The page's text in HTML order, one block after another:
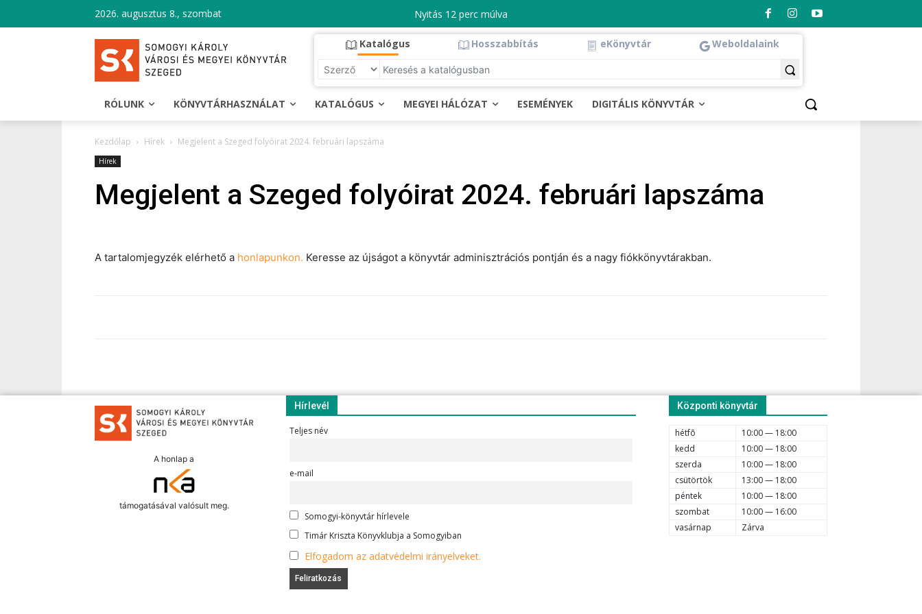
2026. augusztus 8., szombat Nyitás 12 perc múlva
Katalógus Hosszabbítás eKönyvtár Weboldalaink
RÓLUNK KÖNYVTÁRHASZNÁLAT KATALÓGUS MEGYEI HÁLÓZAT ESEMÉNYEK DIGITÁLIS KÖNYVTÁR
Kezdőlap Hírek Megjelent a Szeged folyóirat 2024. februári lapszáma
Hírek
Megjelent a Szeged folyóirat 2024. februári lapszáma
A tartalomjegyzék elérhető a honlapunkon. Keresse az újságot a könyvtár adminisztrációs pontján és a nagy fiókkönyvtárakban.
A honlap a
támogatásával valósult meg.
Hírlevél
Teljes név
e-mail
Somogyi-könyvtár hírlevele
Timár Kriszta Könyvklubja a Somogyiban
Elfogadom az adatvédelmi irányelveket.
Központi könyvtár
hétfõ
10:00 — 18:00
kedd
10:00 — 18:00
szerda
10:00 — 18:00
csütörtök
13:00 — 18:00
péntek
10:00 — 18:00
szombat
10:00 — 16:00
vasárnap
Zárva